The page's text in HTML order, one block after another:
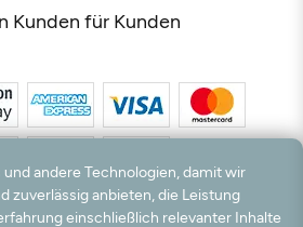
Kunden für Kunden
andere Technologien, damit wir
zuverlässig anbieten, die Leistung
einschließlich relevanter Inhalte